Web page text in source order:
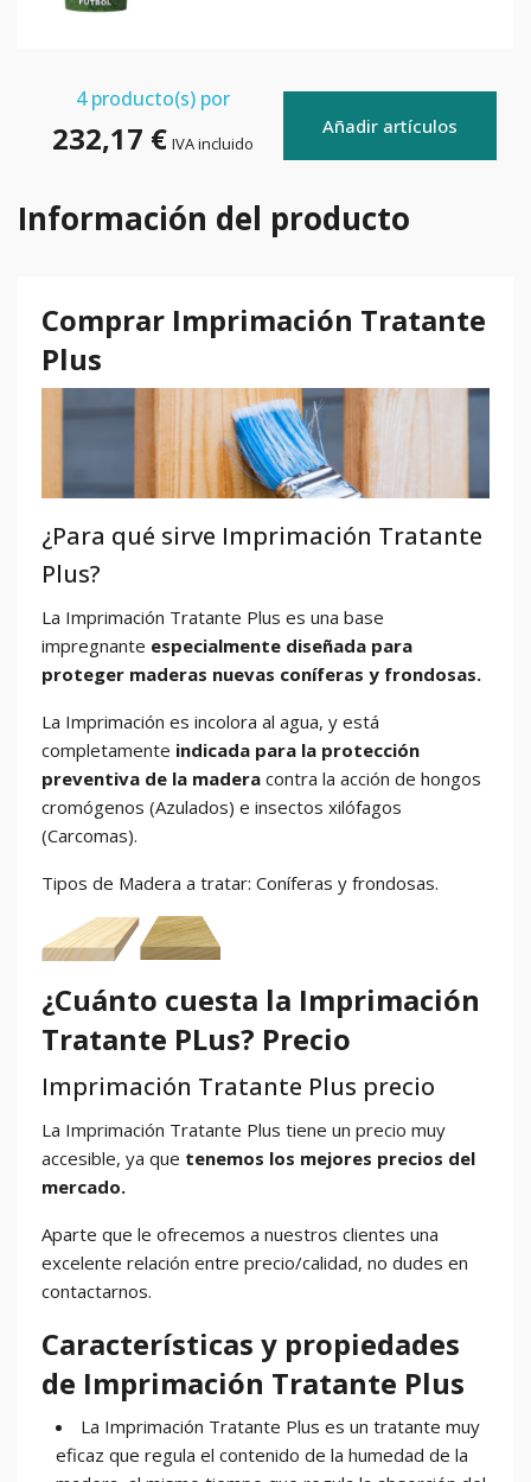
4producto(s) por
232,17 € IVA incluido
Añadir artículos
Información del producto
Comprar Imprimación Tratante
Plus
¿Para qué sirve Imprimación Tratante
Plus?
La Imprimación Tratante Plus es una base
impregnante especialmente diseñada para
proteger maderas nuevas coníferas y frondosas.
La Imprimación es incolora al agua, y está
completamente indicada para la protección
preventiva de la madera contra la acción de hongos
cromógenos (Azulados) e insectos xilófagos
(Carcomas).
Tipos de Madera a tratar: Coníferas y frondosas.
¿Cuánto cuesta la Imprimación
Tratante PLus? Precio
Imprimación Tratante Plus precio
La Imprimación Tratante Plus tiene un precio muy
accesible, ya que tenemos los mejores precios del
mercado.
Aparte que le ofrecemos a nuestros clientes una
excelente relación entre precio/calidad, no dudes en
contactarnos.
Características y propiedades
de Imprimación Tratante Plus
La Imprimación Tratante Plus es un tratante muy
eficaz que regula el contenido de la humedad de la